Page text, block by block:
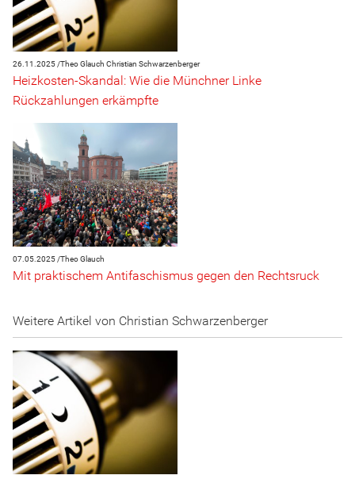
26.11.2025 /Theo Glauch Christian Schwarzenberger
Heizkosten-Skandal: Wie die Münchner Linke
Rückzahlungen erkämpfte
07.05.2025 /Theo Glauch
Mit praktischem Antifaschismus gegen den Rechtsruck
Weitere Artikel von Christian Schwarzenberger